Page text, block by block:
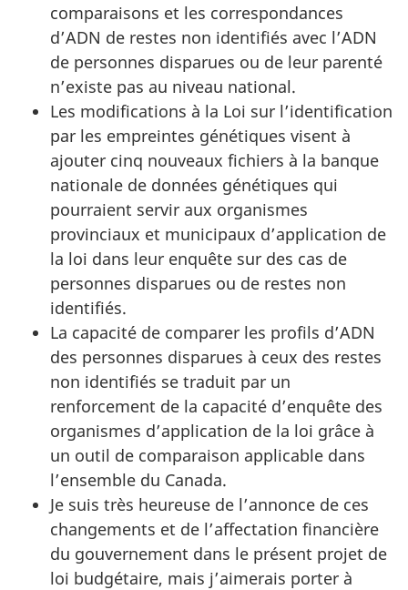
comparaisons et les correspondances
d’ADN de restes non identifiés avec l’ADN
de personnes disparues ou de leur parenté
n’existe pas au niveau national.
Les modifications à la Loi sur l’identification
par les empreintes génétiques visent à
ajouter cinq nouveaux fichiers à la banque
nationale de données génétiques qui
pourraient servir aux organismes
provinciaux et municipaux d’application de
la loi dans leur enquête sur des cas de
personnes disparues ou de restes non
identifiés.
La capacité de comparer les profils d’ADN
des personnes disparues à ceux des restes
non identifiés se traduit par un
renforcement de la capacité d’enquête des
organismes d’application de la loi grâce à
un outil de comparaison applicable dans
l’ensemble du Canada.
Je suis très heureuse de l’annonce de ces
changements et de l’affectation financière
du gouvernement dans le présent projet de
loi budgétaire, mais j’aimerais porter à